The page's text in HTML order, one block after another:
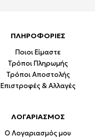
ΠΛΗΡΟΦΟΡΙΕΣ
Ποιοι Είμαστε
Τρόποι Πληρωμής
Τρόποι Αποστολής
Επιστροφές & Αλλαγές
ΛΟΓΑΡΙΑΣΜΟΣ
Ο Λογαριασμός μου